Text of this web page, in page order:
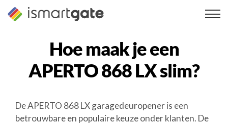
Overslaan
naar
Hoe maak je een
APERTO 868 LXslim?
De APERTO 868 LX garagedeuropener is een
betrouwbare en populaire keuze onder klanten. De